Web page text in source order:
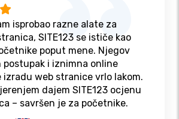
isprobao razne alate za
SITE123 se ističe kao
poput mene. Njegov
postupak i iznimna online
izradu web stranice vrlo lakom.
dajem SITE123 ocjenu
– savršen je za početnike.